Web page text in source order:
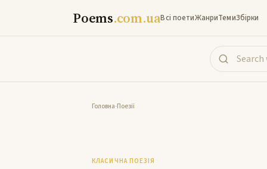
Poems.com.uaВсі поетиЖанриТемиЗбірки
Головна-Поезії
КЛАСИЧНА ПОЕЗІЯ